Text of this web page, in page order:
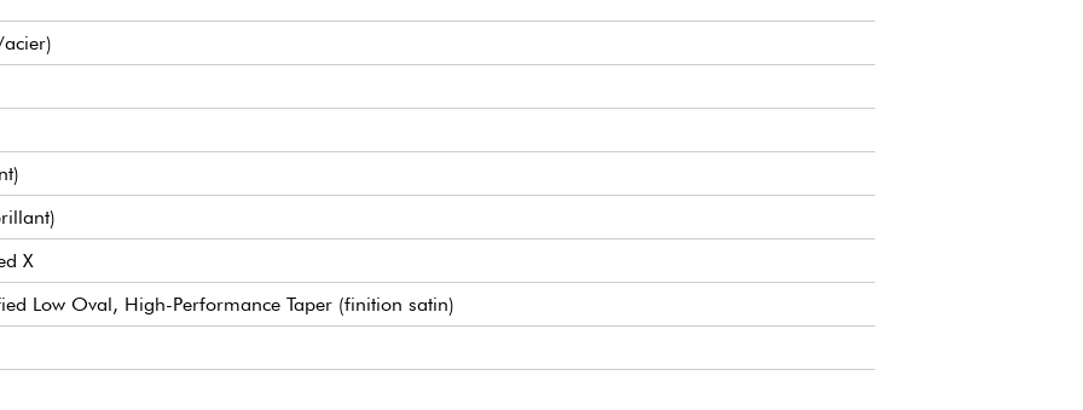
X
Low Oval, High-Performance Taper (finition satin)
(true pleked)
Butterbean Buttons